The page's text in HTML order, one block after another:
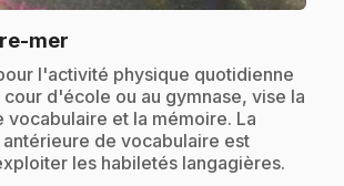
mer
l'activité physique quotidienne
cour d'école ou au gymnase, vise la
vocabulaire et la mémoire. La
de vocabulaire est
les habiletés langagières.